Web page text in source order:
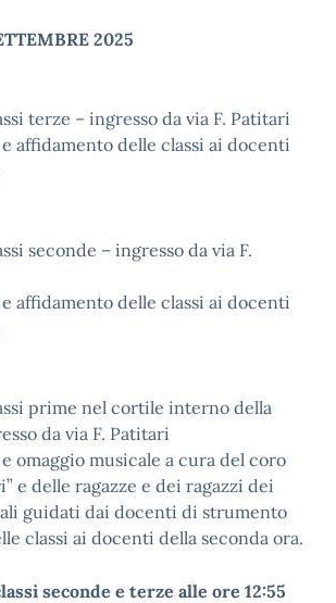
2025
terze – ingresso da via F. Patitari
e affidamento delle classi ai docenti
seconde – ingresso da via F.
e affidamento delle classi ai docenti
prime nel cortile interno della
da via F. Patitari
omaggio musicale a cura del coro
e delle ragazze e dei ragazzi dei
guidati dai docenti di strumento
classi ai docenti della seconda ora.
seconde e terze alle ore 12:55